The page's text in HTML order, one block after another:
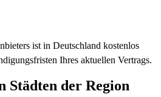
ist in Deutschland kostenlos
Ihres aktuellen Vertrags.
Städten der Region